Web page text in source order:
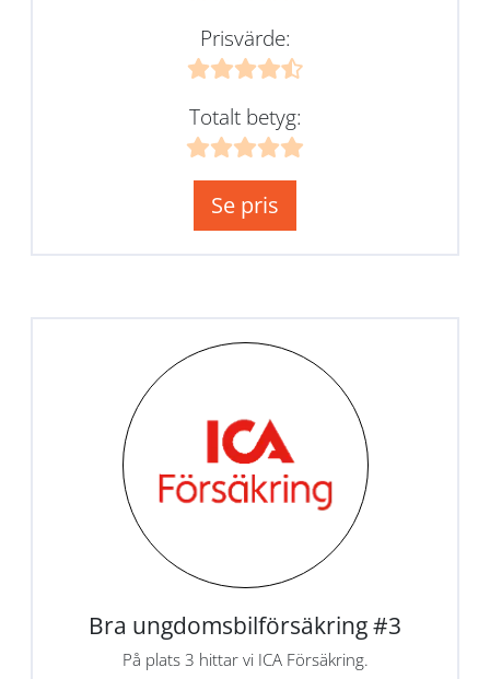
Prisvärde:
Totalt betyg:
Se pris
Bra ungdomsbilförsäkring #3
På plats 3 hittar vi ICA Försäkring.